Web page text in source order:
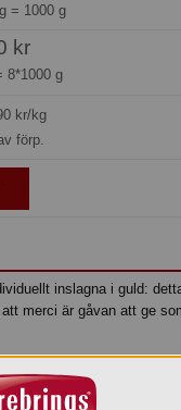
= 1000 g
kr
8*1000 g
kr/kg
förp.
inslagna i guld:
merci är gåvan att ge
chokladpraliner á 6 gr